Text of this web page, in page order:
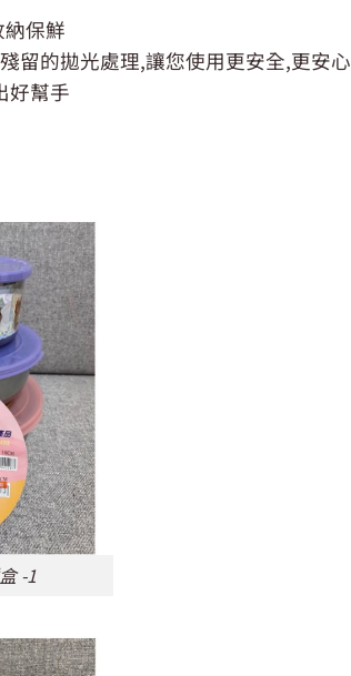
保鮮
留的拋光處理,讓您使用更安全,更安心
好幫手
-1